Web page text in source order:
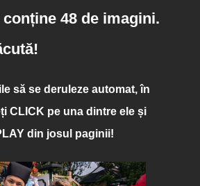
48 de imagini.
să se deruleze automat, în
CLICK pe una dintre ele și
din josul paginii!